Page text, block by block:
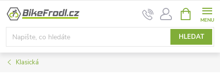
Přejít
obsah
HLEDAT
NÁKUPNÍ
KOŠÍK
Klasická